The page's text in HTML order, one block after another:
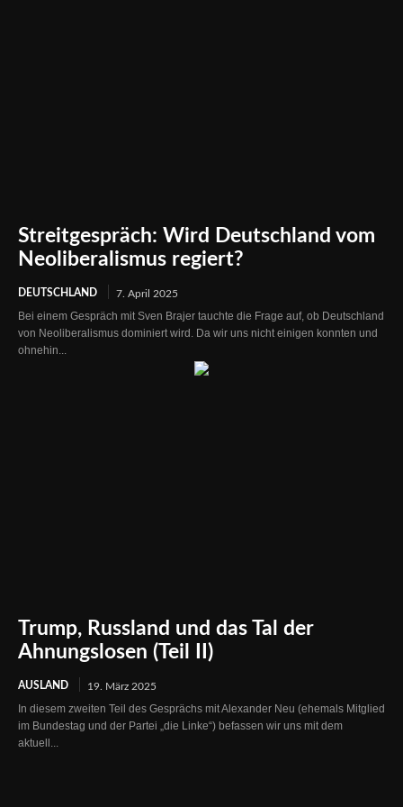
Streitgespräch: Wird Deutschland vom
Neoliberalismus regiert?
DEUTSCHLAND 7. April 2025
Bei einem Gespräch mit Sven Brajer tauchte die Frage auf, ob Deutschland
von Neoliberalismus dominiert wird. Da wir uns nicht einigen konnten und
ohnehin...
Trump, Russland und das Tal der
Ahnungslosen (Teil II)
AUSLAND 19. März 2025
In diesem zweiten Teil des Gesprächs mit Alexander Neu (ehemals Mitglied
im Bundestag und der Partei „die Linke“) befassen wir uns mit dem
aktuell...